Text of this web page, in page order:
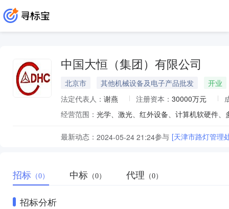
中国大恒（集团）有限公司
北京市 其他机械设备及电子产品批发
开业
法定代表人： 谢燕 注册资本： 30000万元
经营范围：
最新动态： 2024-05-24 21:24参与 [天津市路灯管理
招标 （0） 中标 （0） 代理 （0）
招标分析